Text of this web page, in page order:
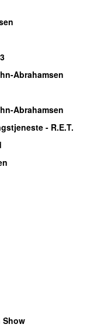
Abrahamsen
Abrahamsen
- R.E.T.
Show